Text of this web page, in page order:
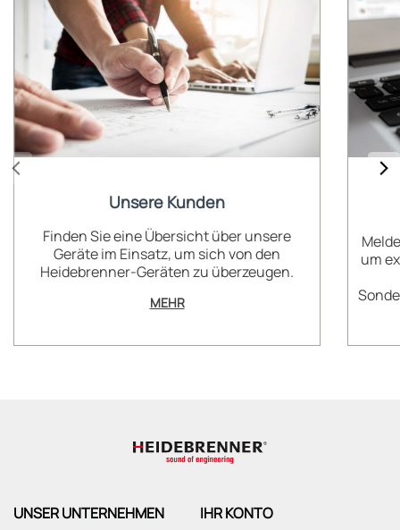
Unsere Kunden
Finden Sie eine Übersicht über unsere
Geräte im Einsatz, um sich von den
Heidebrenner-Geräten zu überzeugen.
MEHR
um
UNSER UNTERNEHMEN IHR KONTO